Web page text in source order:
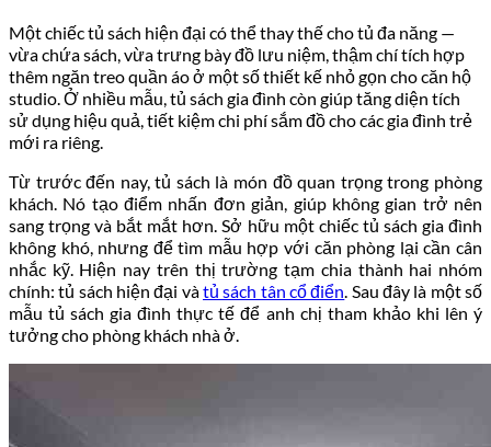
Một chiếc tủ sách hiện đại có thể thay thế cho tủ đa năng —
vừa chứa sách, vừa trưng bày đồ lưu niệm, thậm chí tích hợp
thêm ngăn treo quần áo ở một số thiết kế nhỏ gọn cho căn hộ
studio. Ở nhiều mẫu, tủ sách gia đình còn giúp tăng diện tích
sử dụng hiệu quả, tiết kiệm chi phí sắm đồ cho các gia đình trẻ
mới ra riêng.
Từ trước đến nay, tủ sách là món đồ quan trọng trong phòng
khách. Nó tạo điểm nhấn đơn giản, giúp không gian trở nên
sang trọng và bắt mắt hơn. Sở hữu một chiếc tủ sách gia đình
không khó, nhưng để tìm mẫu hợp với căn phòng lại cần cân
nhắc kỹ. Hiện nay trên thị trường tạm chia thành hai nhóm
chính: tủ sách hiện đại vàtủ sách tân cổ điển . Sau đây là một số
mẫu tủ sách gia đình thực tế để anh chị tham khảo khi lên ý
tưởng cho phòng khách nhà ở.